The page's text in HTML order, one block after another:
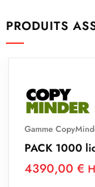
PRODUITS
Gamme CopyMinder
PACK 1000
4390,00€ HT